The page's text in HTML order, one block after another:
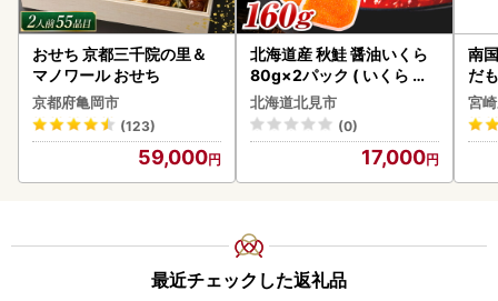
おせち 京都三千院の里＆
マノワール おせち
京都府亀岡市
(123)
59,000
北海道産 秋鮭 醤油いくら
80g×2パック ( いくら イ
クラ 魚卵 鮭 サケ さけ 鮭い
くら 醤油漬け パック 北海
道産 ふるさと納税 秋鮭 )【
北海道北見市
(0)
17,000
南
だ
ス
宮
最近チェックした返礼品